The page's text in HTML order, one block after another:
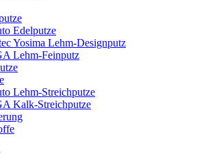
Edelputze
Yosima Lehm-Designputz
Lehm-Feinputz
Lehm-Streichputze
Kalk-Streichputze